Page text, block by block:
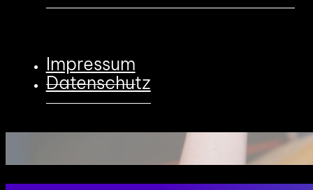
Impressum
Datenschutz